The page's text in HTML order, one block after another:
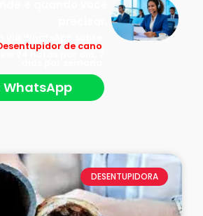
de cano
24 horas por dia, 7
WhatsApp
DESENTUPIDORA